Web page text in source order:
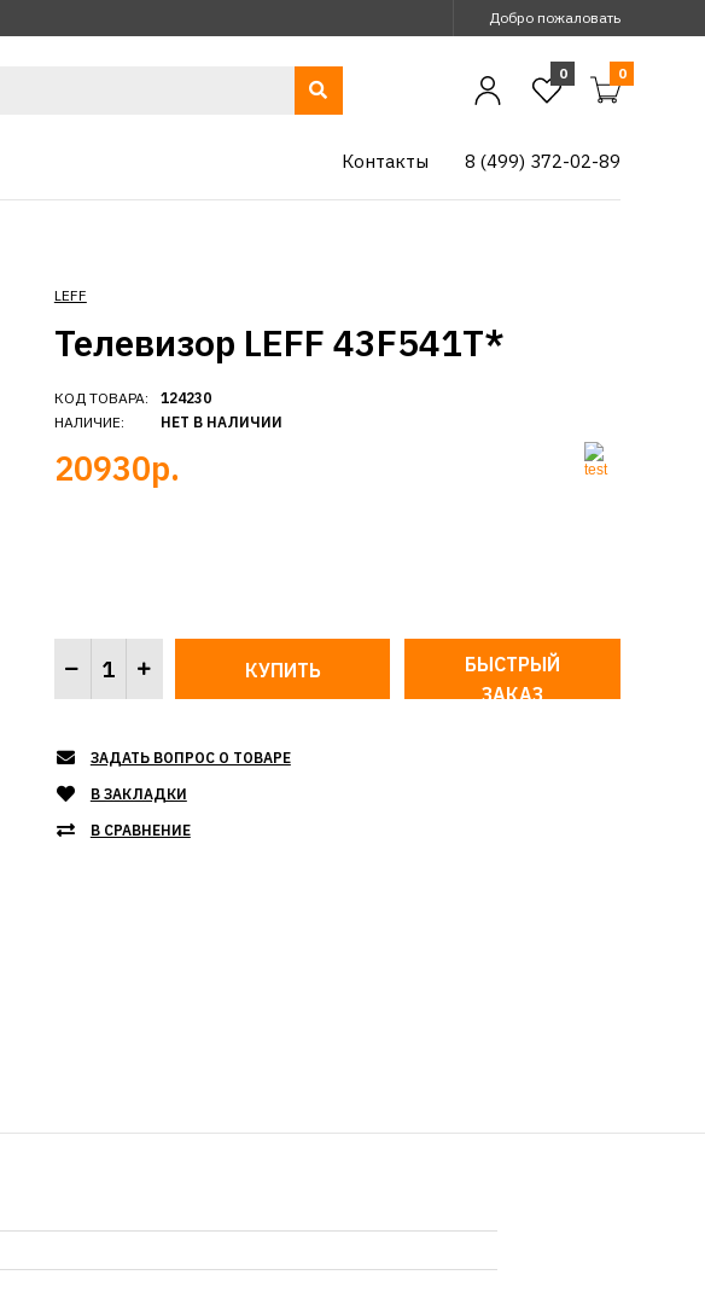
Добро пожаловать
0 0
8 (499) 372-02-89
Контакты
LEFF
Телевизор LEFF 43F541T*
КОД ТОВАРА:
НАЛИЧИЕ:
124230
НЕТ В НАЛИЧИИ
20930р.
БЫСТРЫЙ
ЗАКАЗ
ЗАДАТЬ ВОПРОС О ТОВАРЕ
В ЗАКЛАДКИ
В СРАВНЕНИЕ